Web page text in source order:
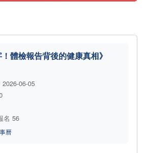
！體檢報告背後的健康真相》
06-05
名 56
曆